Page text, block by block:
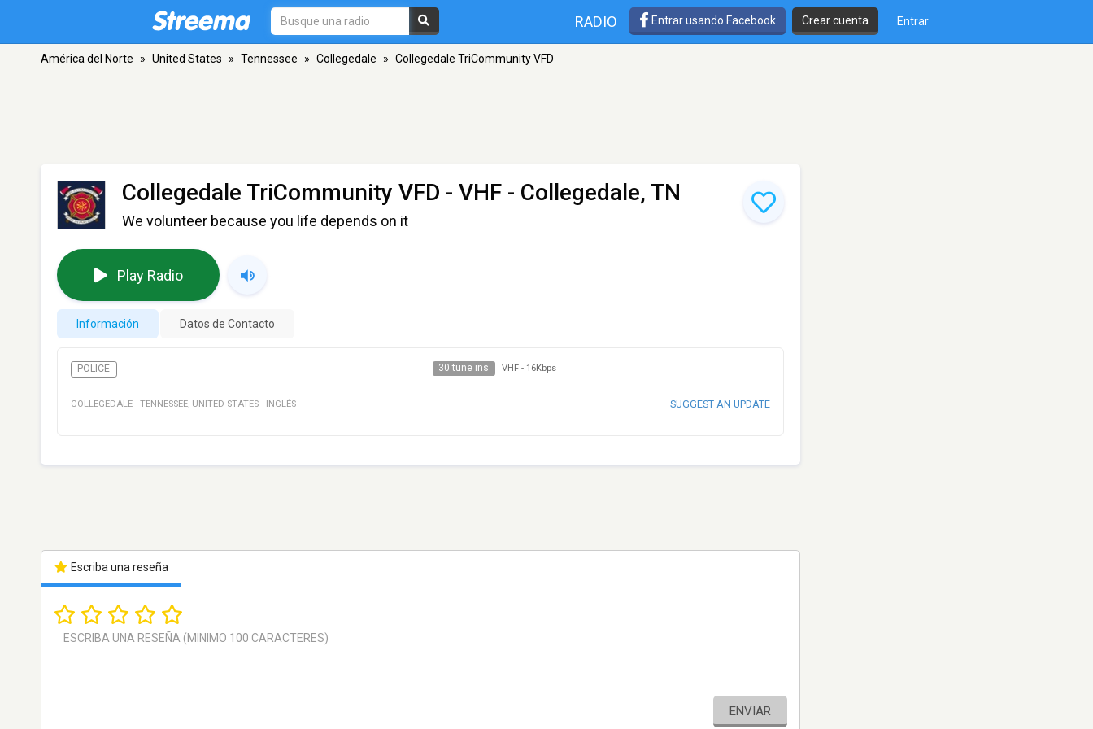
RADIO Entrar usando Facebook Crear cuenta Entrar
América del Norte » United States » Tennessee » Collegedale » Collegedale TriCommunity VFD
Collegedale TriCommunity VFD - VHF - Collegedale, TN
We volunteer because you life depends on it
Play Radio
Información Datos de Contacto
POLICE 30 tune ins VHF - 16Kbps
COLLEGEDALE · TENNESSEE, UNITED STATES · INGLÉS SUGGEST AN UPDATE
Escriba una reseña
ENVIAR